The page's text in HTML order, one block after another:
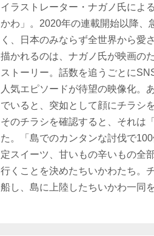
イラストレーター・ナガノ氏によ
かわ」。2020年の連載開始以降、
く、日本のみならず全世界から愛
描かれるのは、ナガノ氏が映画の
ストーリー。話数を追うごとに
人気エピソードが待望の映像化。
でいると、突如として顔にチラシ
そのチラシを確認すると、それは
た。「島でのカンタンな討伐で
定スイーツ、甘いもの辛いもの全
行くことを決めたちいかわたち。
船し、島に上陸したちいかわ一同